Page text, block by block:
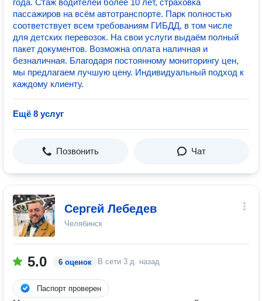
года. Стаж водителей более 10 лет, страховка
пассажиров на всём автотранспорте. Парк полностью
соответствует всем требованиям ГИБДД, в том числе
для детских перевозок. На свои услуги выдаём полный
пакет документов. Возможна оплата наличная и
безналичная. Благодаря постоянному мониторингу цен,
мы предлагаем лучшую цену. Индивидуальный подход к
каждому клиенту.
Ещё 8 услуг
Позвонить Чат
Сергей Лебедев
Челябинск
5.0 6 оценок В сети 3 д. назад
Паспорт проверен